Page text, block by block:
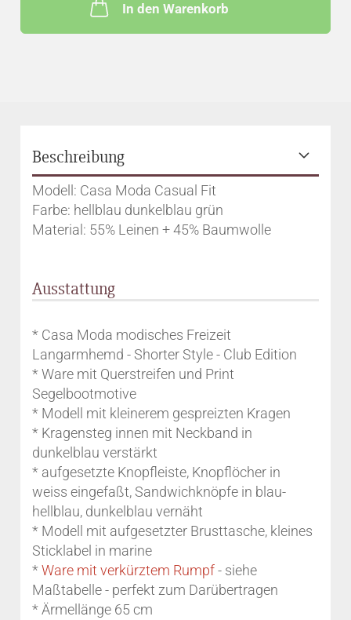
In den Warenkorb
Beschreibung
Modell: Casa Moda Casual Fit
Farbe: hellblau dunkelblau grün
Material: 55% Leinen + 45% Baumwolle
Ausstattung
* Casa Moda modisches Freizeit
Langarmhemd - Shorter Style - Club Edition
* Ware mit Querstreifen und Print
Segelbootmotive
* Modell mit kleinerem gespreizten Kragen
* Kragensteg innen mit Neckband in
dunkelblau verstärkt
* aufgesetzte Knopfleiste, Knopflöcher in
weiss eingefaßt, Sandwichknöpfe in blau-
hellblau, dunkelblau vernäht
* Modell mit aufgesetzter Brusttasche, kleines
Sticklabel in marine
*Ware mit verkürztem Rumpf- siehe
Maßtabelle - perfekt zum Darübertragen
* Ärmellänge 65 cm